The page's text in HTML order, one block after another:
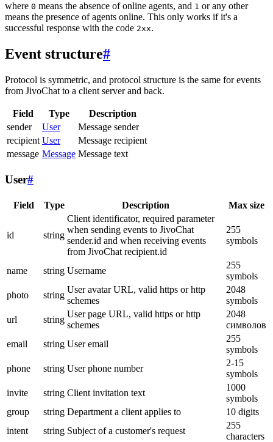
where 0 means the absence of online agents, and 1 or any other
means the presence of agents online. This only works if it's a
successful response with the code 2xx.
Event structure#
Protocol is symmetric, and protocol structure is the same for events
from JivoChat to a client server and back.
Field Type
Description
sender
User
Message sender
recipient User
Message recipient
message Message Message text
User#
Field Type Description Max size
id string
Client identificator, required parameter
when sending events to JivoChat
sender.id and when receiving events
from JivoChat recipient.id
255
symbols
name string Username
255
symbols
photo
string
User avatar URL, valid https or http
schemes
2048
symbols
url
string
User page URL, valid https or http
schemes
2048
символов
email
string User email
255
symbols
phone
string User phone number
2-15
symbols
invite
string Client invitation text
1000
symbols
group
string Department a client applies to
10 digits
intent
string Subject of a customer's request
255
characters